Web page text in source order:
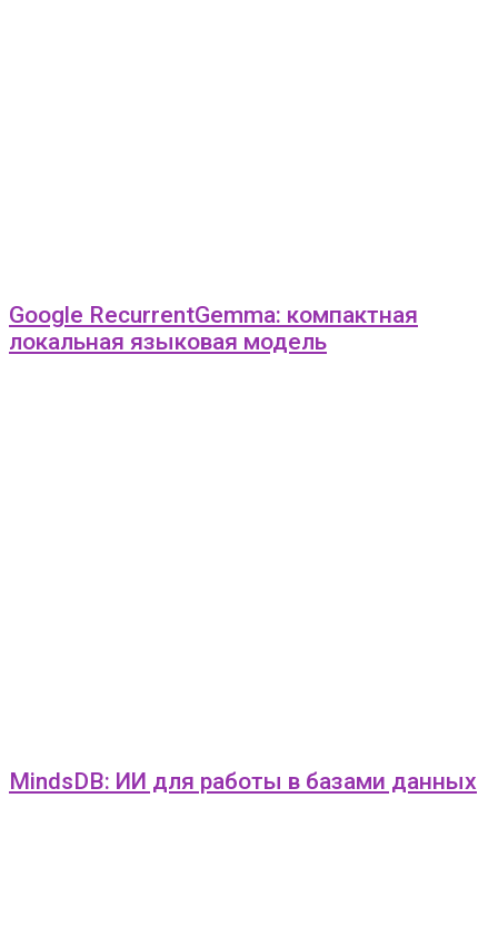
Google RecurrentGemma: компактная
локальная языковая модель
MindsDB: ИИ для работы в базами данных